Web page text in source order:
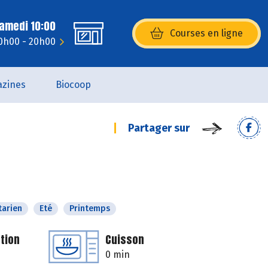
10:00
- 20h00
Courses en ligne
(s’ouvre dans une nouvelle
Biocoop
Partager sur
Eté Printemps
Cuisson
0 min